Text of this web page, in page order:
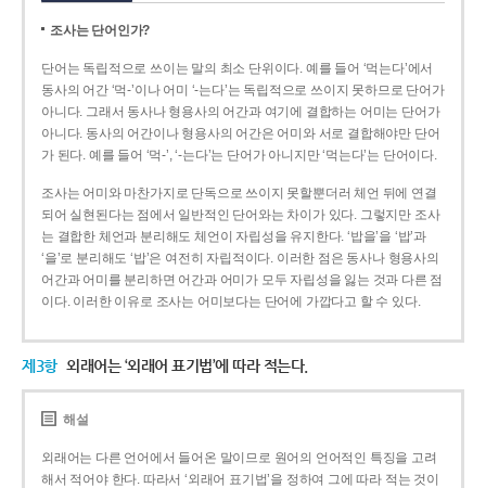
조사는 단어인가?
단어는 독립적으로 쓰이는 말의 최소 단위이다. 예를 들어 ‘먹는다’에서
동사의 어간 ‘먹-­’이나 어미 ‘­-는다’는 독립적으로 쓰이지 못하므로 단어가
아니다. 그래서 동사나 형용사의 어간과 여기에 결합하는 어미는 단어가
아니다. 동사의 어간이나 형용사의 어간은 어미와 서로 결합해야만 단어
가 된다. 예를 들어 ‘먹-’, ‘-는다’는 단어가 아니지만 ‘먹는다’는 단어이다.
조사는 어미와 마찬가지로 단독으로 쓰이지 못할뿐더러 체언 뒤에 연결
되어 실현된다는 점에서 일반적인 단어와는 차이가 있다. 그렇지만 조사
는 결합한 체언과 분리해도 체언이 자립성을 유지한다. ‘밥을’을 ‘밥’과
‘을’로 분리해도 ‘밥’은 여전히 자립적이다. 이러한 점은 동사나 형용사의
어간과 어미를 분리하면 어간과 어미가 모두 자립성을 잃는 것과 다른 점
이다. 이러한 이유로 조사는 어미보다는 단어에 가깝다고 할 수 있다.
제3항 외래어는 ‘외래어 표기법’에 따라 적는다.
해설
외래어는 다른 언어에서 들어온 말이므로 원어의 언어적인 특징을 고려
해서 적어야 한다. 따라서 ‘외래어 표기법’을 정하여 그에 따라 적는 것이